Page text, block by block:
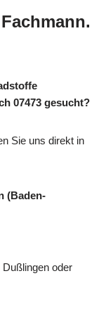
07473 gesucht?
Sie uns direkt in
(Baden-
oder